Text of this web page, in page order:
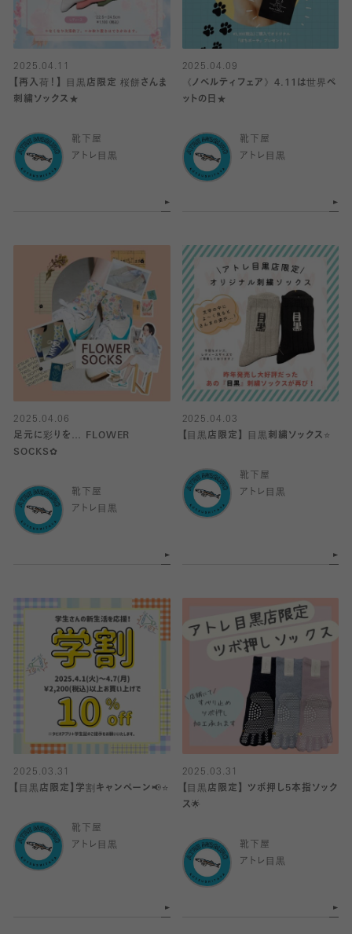
2025.04.11
【再入荷！】 目黒店限定 桜餅さんま
刺繍ソックス︎★
靴下屋
アトレ目黒
2025.04.09
《ノベルティフェア》4.11は世界ペ
ットの日★
靴下屋
アトレ目黒
2025.04.06
‎足元に彩りを‎… FLOWER
SOCKS︎✿
靴下屋
アトレ目黒
2025.04.03
【目黒店限定】 目黒刺繍ソックス⭐️
靴下屋
アトレ目黒
2025.03.31
【目黒店限定】学割キャンペーン📢⭐️
靴下屋
アトレ目黒
2025.03.31
【目黒店限定】 ツボ押し5本指ソック
ス︎🌟
靴下屋
アトレ目黒